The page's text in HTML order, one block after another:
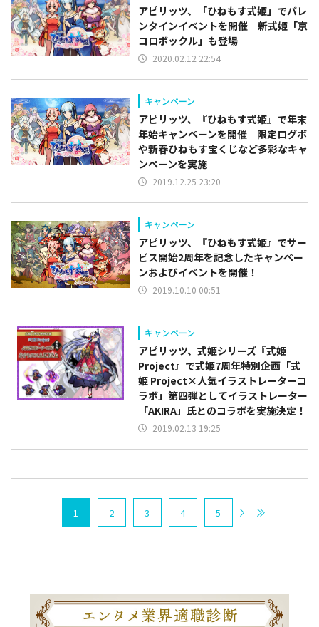
アピリッツ、「ひねもす式姫」でバレ
ンタインイベントを開催 新式姫「京
コロボックル」も登場
2020.02.12 22:54
キャンペーン
アピリッツ、『ひねもす式姫』で年末
年始キャンペーンを開催 限定ログボ
や新春ひねもす宝くじなど多彩なキャ
ンペーンを実施
2019.12.25 23:20
キャンペーン
アピリッツ、『ひねもす式姫』でサー
ビス開始2周年を記念したキャンペー
ンおよびイベントを開催！
2019.10.10 00:51
キャンペーン
アピリッツ、式姫シリーズ『式姫
Project』で式姫7周年特別企画「式
姫 Project×人気イラストレーターコ
ラボ」第四弾としてイラストレーター
「AKIRA」氏とのコラボを実施決定！
2019.02.13 19:25
1 2 3 4 5